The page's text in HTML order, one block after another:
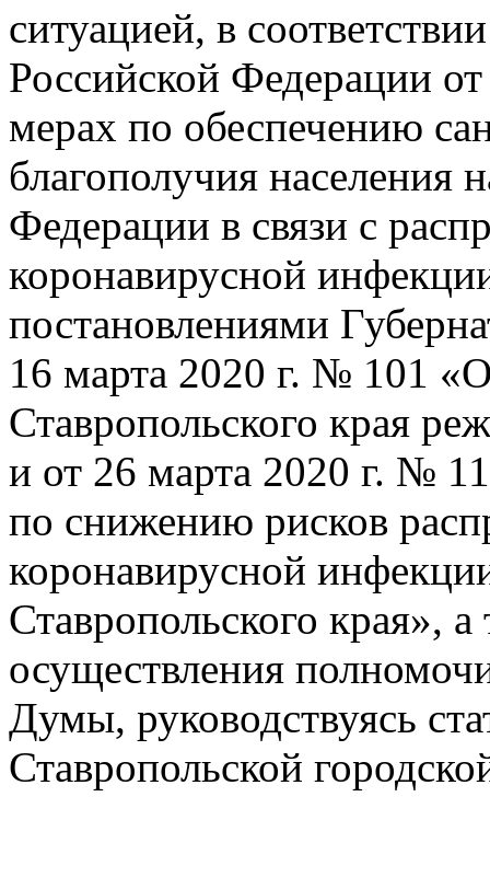
ситуацией, в
Российской Федерации
мерах по обеспечению
благополучия населения
Федерации в связи с
коронавирусной
постановлениями
16 марта 2020 г. № 101
Ставропольского края
и от 26 марта 2020 г. №
по снижению рисков
коронавирусной
Ставропольского края»,
осуществления
Думы, руководствуясь
Ставропольской